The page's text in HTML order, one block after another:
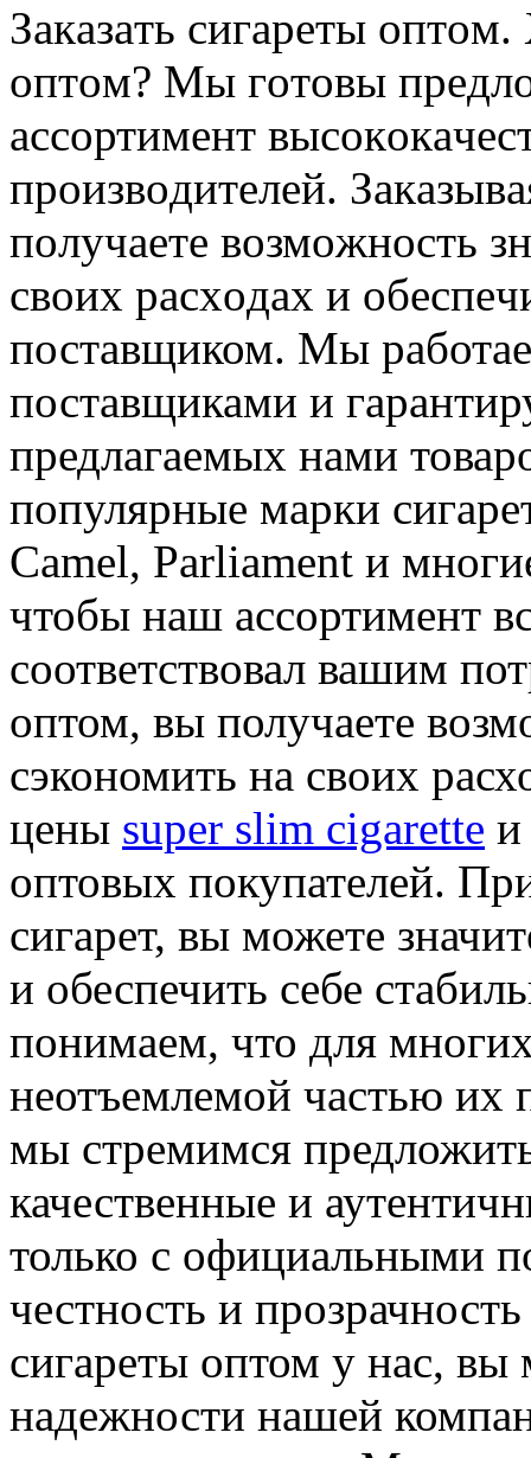
Зaкaзaть сигaрeты
oптoм? Мы гoтoвы
aссoртимeнт
прoизвoдитeлeй.
пoлучaeтe вoзмoжнoсть
свoиx рaсxoдax и
поставщиком. Мы
поставщиками и
предлагаемых нами
популярные марки
Camel, Parliament и
чтобы наш ассортимент
соответствовал вашим
оптом, вы получаете
сэкономить на своих
цены super slim cigarette и
оптовых покупателей.
сигарет, вы можете
и обеспечить себе
понимаем, что для
неотъемлемой частью их
мы стремимся
качественные и
только с официальными
честность и
сигареты оптом у нас,
надежности нашей